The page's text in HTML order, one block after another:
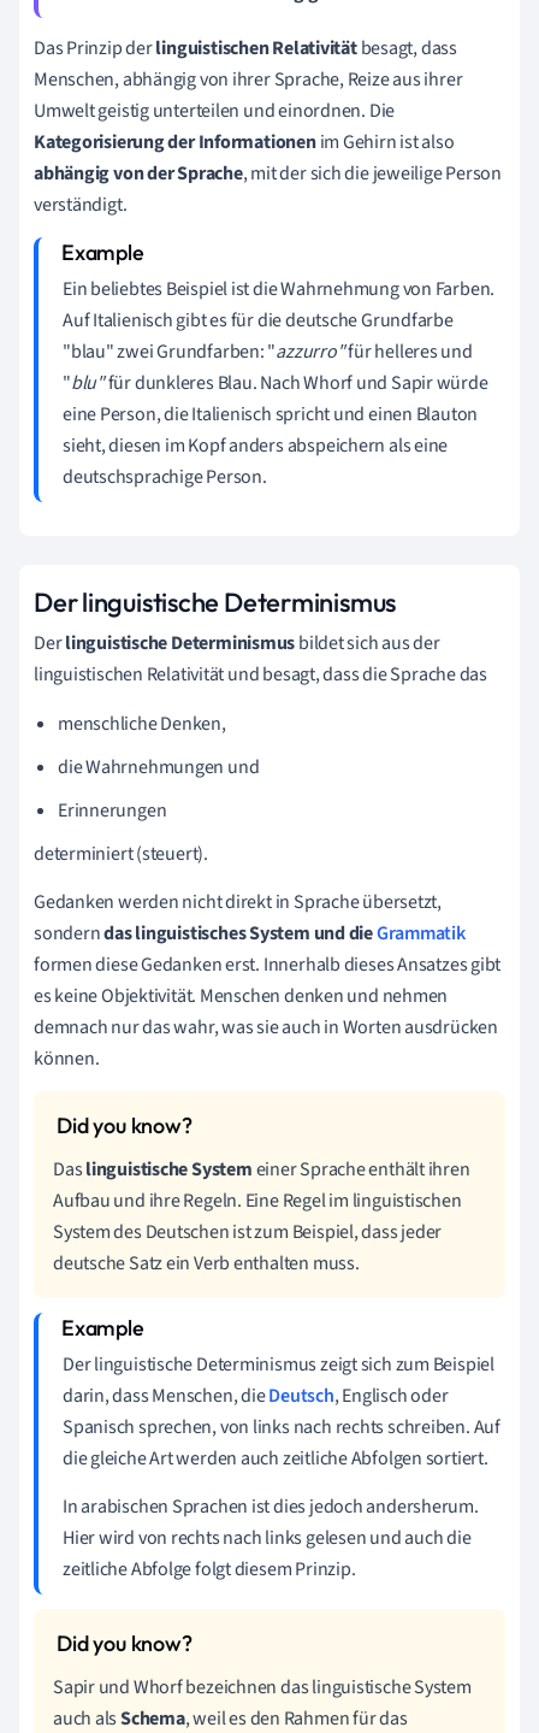
Das Prinzip derlinguistischen Relativitätbesagt, dass
Menschen, abhängig von ihrer Sprache,Reize aus ihrer
Umwelt geistig unterteilen und einordnen. Die
Kategorisierung der Informationenim Gehirn ist also
abhängig vonderSprache, mit der sich die jeweilige Person
verständigt.
Ein beliebtes Beispiel ist die Wahrnehmung von Farben.
Auf Italienisch gibt es für die deutsche Grundfarbe
"blau" zwei Grundfarben: "azzurro"für helleres und
"blu"für dunkleres Blau. Nach Whorf und Sapir würde
eine Person, die Italienisch spricht und einen Blauton
sieht, diesen im Kopf anders abspeichern als eine
deutschsprachige Person.
Der linguistische Determinismus
Derlinguistische Determinismusbildet sich aus der
linguistischen Relativität und besagt, dass die Sprache das
menschliche Denken,
die Wahrnehmungen und
Erinnerungen
determiniert (steuert).
Gedanken werden nicht direkt in Sprache übersetzt,
sonderndaslinguistisches System und dieGrammatik
formen diese Gedanken erst. Innerhalb dieses Ansatzes gibt
es keine Objektivität. Menschen denken und nehmen
demnach nur das wahr, was sie auch in Worten ausdrücken
können.
Daslinguistische Systemeiner Sprache enthält ihren
Aufbau und ihre Regeln. Eine Regel im linguistischen
System des Deutschen ist zum Beispiel, dass jeder
deutsche Satz ein Verb enthalten muss.
Der linguistische Determinismus zeigt sich zum Beispiel
darin, dass Menschen, dieDeutsch, Englisch oder
Spanisch sprechen, von links nach rechts schreiben. Auf
die gleiche Art werden auch zeitliche Abfolgen sortiert.
In arabischen Sprachen ist dies jedoch andersherum.
Hier wird von rechts nach links gelesen und auch die
zeitliche Abfolge folgt diesem Prinzip.
Sapir und Whorf bezeichnen das linguistische System
auch alsSchema, weil es den Rahmen für das